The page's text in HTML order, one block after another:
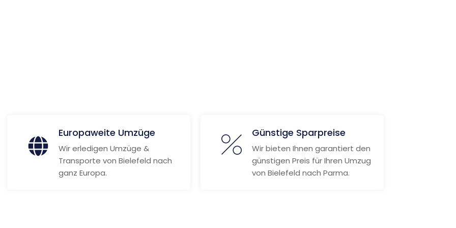
Europaweite Umzüge
Wir erledigen Umzüge &
Transporte von Bielefeld nach
ganz Europa.
Günstige Sparpreise
Wir bieten Ihnen garantiert den
günstigen Preis für Ihren Umzug
von Bielefeld nach Parma.